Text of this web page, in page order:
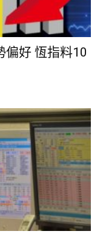
偏好 恆指料10